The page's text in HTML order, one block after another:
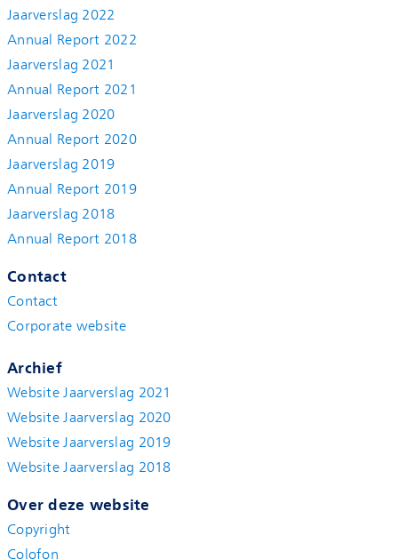
Jaarverslag 2022
Annual Report 2022
Jaarverslag 2021
Annual Report 2021
Jaarverslag 2020
Annual Report 2020
Jaarverslag 2019
Annual Report 2019
Jaarverslag 2018
Annual Report 2018
Contact
Contact
Corporate website
Archief
Website Jaarverslag 2021
Website Jaarverslag 2020
Website Jaarverslag 2019
Website Jaarverslag 2018
Over deze website
Copyright
Colofon